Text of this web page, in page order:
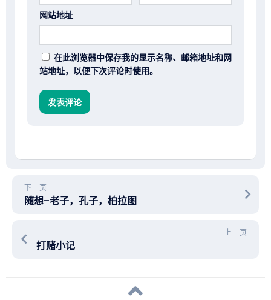
网站地址
在此浏览器中保存我的显示名称、邮箱地址和网
站地址，以便下次评论时使用。
下一页
随想–老子，孔子，柏拉图
上一页
打赌小记